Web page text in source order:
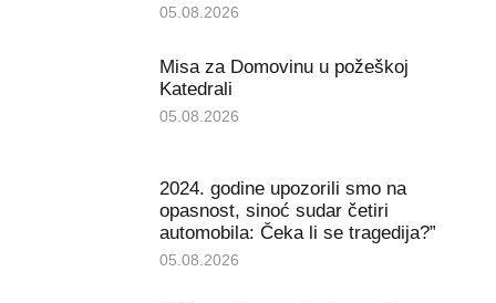
05.08.2026
Misa za Domovinu u požeškoj
Katedrali
05.08.2026
2024. godine upozorili smo na
opasnost, sinoć sudar četiri
automobila: Čeka li se tragedija?”
05.08.2026